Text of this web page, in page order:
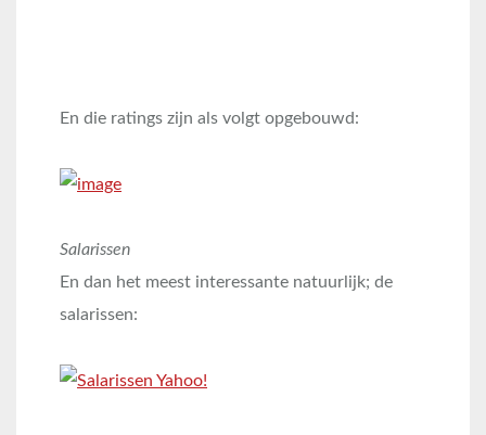
En die ratings zijn als volgt opgebouwd:
Salarissen
En dan het meest interessante natuurlijk; de
salarissen: